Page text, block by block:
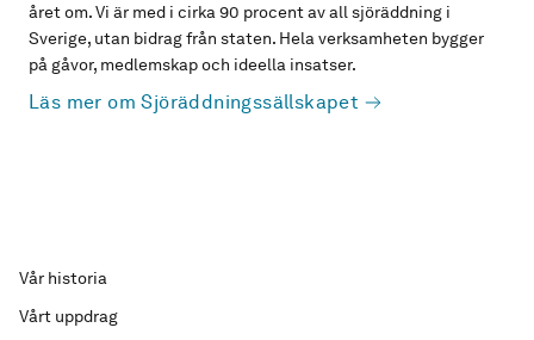
året om. Vi är med i cirka 90 procent av all sjöräddning i
Sverige, utan bidrag från staten. Hela verksamheten bygger
på gåvor, medlemskap och ideella insatser.
Läs mer om Sjöräddningssällskapet
Vår historia
Vårt uppdrag